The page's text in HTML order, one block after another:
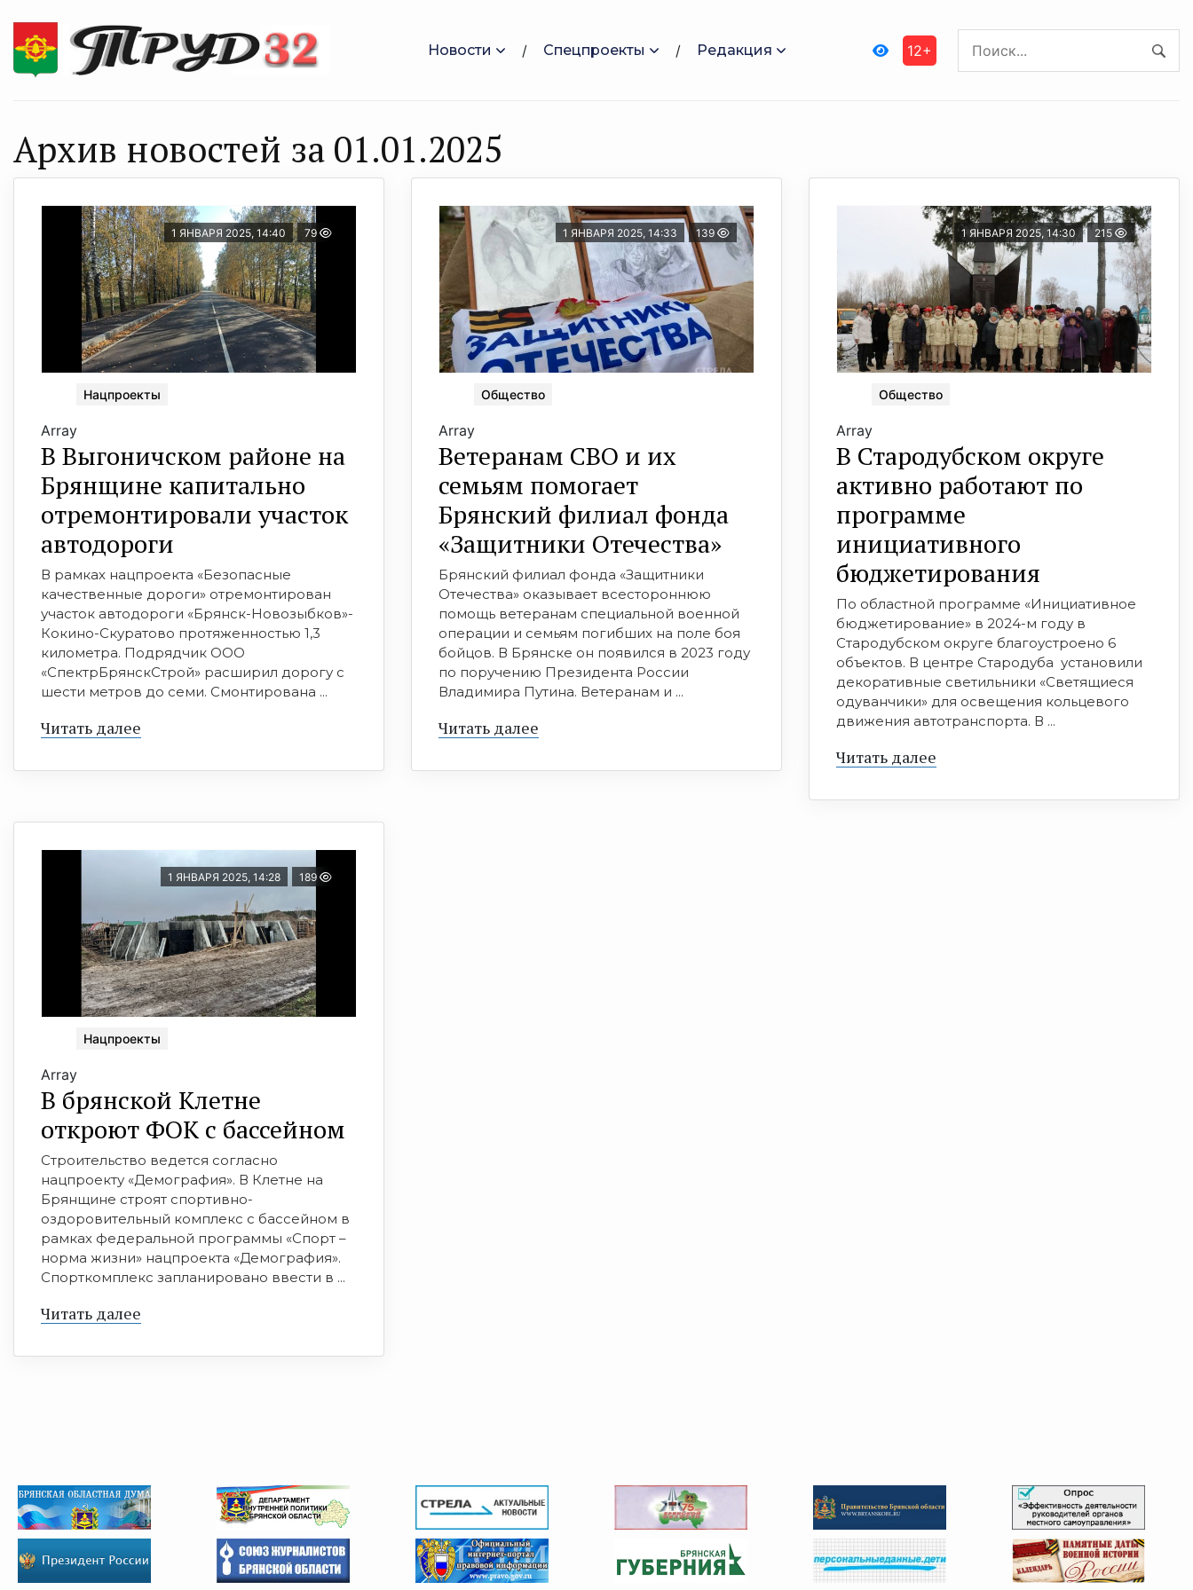
Новости Спецпроекты Редакция 12+
Архив новостей за 01.01.2025
1 ЯНВАРЯ 2025, 14:40 79
Нацпроекты
Array
В Выгоничском районе на
Брянщине капитально
отремонтировали участок
автодороги
В рамках нацпроекта «Безопасные
качественные дороги» отремонтирован
участок автодороги «Брянск-Новозыбков»-
Кокино-Скуратово протяженностью 1,3
километра. Подрядчик ООО
«СпектрБрянскСтрой» расширил дорогу с
шести метров до семи. Смонтирована ...
Читать далее
1 ЯНВАРЯ 2025, 14:33 139
Общество
Array
Ветеранам СВО и их
семьям помогает
Брянский филиал фонда
«Защитники Отечества»
Брянский филиал фонда «Защитники
Отечества» оказывает всестороннюю
помощь ветеранам специальной военной
операции и семьям погибших на поле боя
бойцов. В Брянске он появился в 2023 году
по поручению Президента России
Владимира Путина. Ветеранам и ...
Читать далее
1 ЯНВАРЯ 2025, 14:30 215
Общество
Array
В Стародубском округе
активно работают по
программе
инициативного
бюджетирования
По областной программе «Инициативное
бюджетирование» в 2024-м году в
Стародубском округе благоустроено 6
объектов. В центре Стародуба установили
декоративные светильники «Светящиеся
одуванчики» для освещения кольцевого
движения автотранспорта. В ...
Читать далее
1 ЯНВАРЯ 2025, 14:28 189
Нацпроекты
Array
В брянской Клетне
откроют ФОК с бассейном
Строительство ведется согласно
нацпроекту «Демография». В Клетне на
Брянщине строят спортивно-
оздоровительный комплекс с бассейном в
рамках федеральной программы «Спорт –
норма жизни» нацпроекта «Демография».
Спорткомплекс запланировано ввести в ...
Читать далее